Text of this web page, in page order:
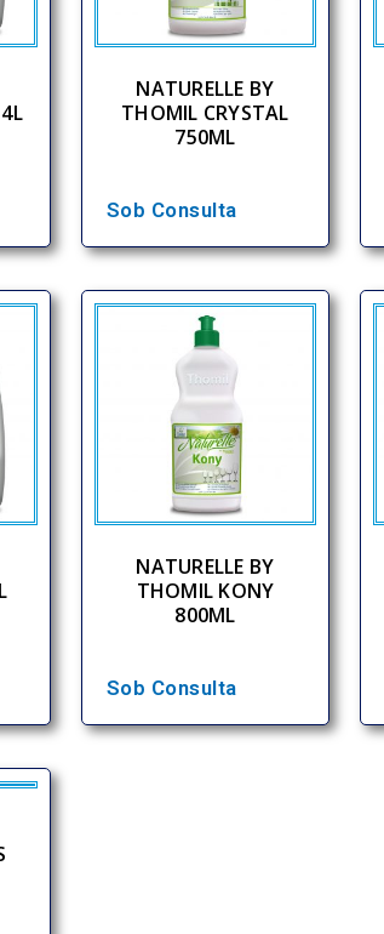
NATURELLE BY
THOMIL CRYSTAL
750ML
Sob Consulta
NATURELLE BY
THOMIL KONY
800ML
Sob Consulta